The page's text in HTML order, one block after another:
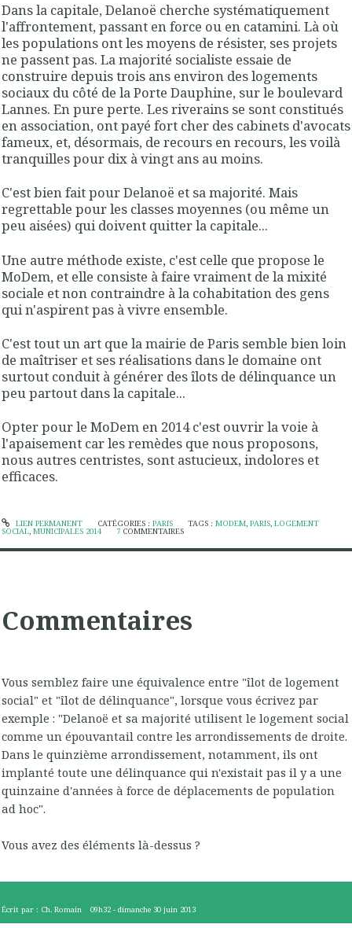
Dans la capitale, Delanoë cherche systématiquement
l'affrontement, passant en force ou en catamini. Là où
les populations ont les moyens de résister, ses projets
ne passent pas. La majorité socialiste essaie de
construire depuis trois ans environ des logements
sociaux du côté de la Porte Dauphine, sur le boulevard
Lannes. En pure perte. Les riverains se sont constitués
en association, ont payé fort cher des cabinets d'avocats
fameux, et, désormais, de recours en recours, les voilà
tranquilles pour dix à vingt ans au moins.
C'est bien fait pour Delanoë et sa majorité. Mais
regrettable pour les classes moyennes (ou même un
peu aisées) qui doivent quitter la capitale...
Une autre méthode existe, c'est celle que propose le
MoDem, et elle consiste à faire vraiment de la mixité
sociale et non contraindre à la cohabitation des gens
qui n'aspirent pas à vivre ensemble.
C'est tout un art que la mairie de Paris semble bien loin
de maîtriser et ses réalisations dans le domaine ont
surtout conduit à générer des îlots de délinquance un
peu partout dans la capitale...
Opter pour le MoDem en 2014 c'est ouvrir la voie à
l'apaisement car les remèdes que nous proposons,
nous autres centristes, sont astucieux, indolores et
efficaces.
LIEN PERMANENT CATÉGORIES : PARIS TAGS :MODEM,PARIS,LOGEMENT
SOCIAL, MUNICIPALES 2014 7 COMMENTAIRES
Commentaires
Vous semblez faire une équivalence entre "îlot de logement
social" et "îlot de délinquance", lorsque vous écrivez par
exemple : "Delanoë et sa majorité utilisent le logement social
comme un épouvantail contre les arrondissements de droite.
Dans le quinzième arrondissement, notamment, ils ont
implanté toute une délinquance qui n'existait pas il y a une
quinzaine d'années à force de déplacements de population
ad hoc".
Vous avez des éléments là-dessus ?
Écrit par : Ch. Romain 09h32 -dimanche 30 juin 2013